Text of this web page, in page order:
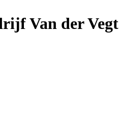
Van der Vegt